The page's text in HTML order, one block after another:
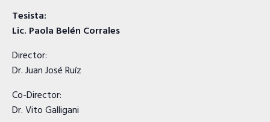
Tesista:
Lic. Paola Belén Corrales
Director:
Dr. Juan José Ruíz
Co-Director:
Dr. Vito Galligani